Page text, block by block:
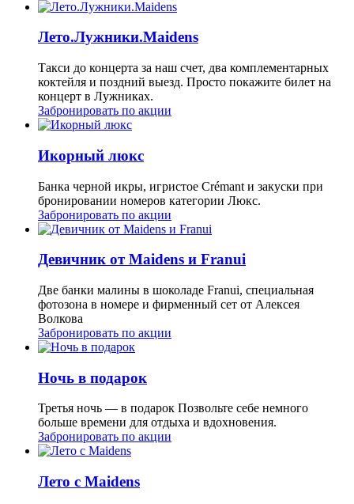
Лето.Лужники.Maidens
Такси до концерта за наш счет, два комплементарных
коктейля и поздний выезд. Просто покажите билет на
концерт в Лужниках.
Забронировать по акции
Икорный люкс
Банка черной икры, игристое Crémant и закуски при
бронировании номеров категории Люкс.
Забронировать по акции
Девичник от Maidens и Franui
Две банки малины в шоколаде Franui, специальная
фотозона в номере и фирменный сет от Алексея
Волкова
Забронировать по акции
Ночь в подарок
Третья ночь — в подарок Позвольте себе немного
больше времени для отдыха и вдохновения.
Забронировать по акции
Лето с Maidens